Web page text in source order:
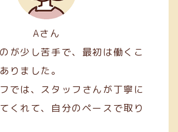
Aさん
が少し苦手で、最初は働くこ
りました。
では、スタッフさんが丁寧に
くれて、自分のペースで取り